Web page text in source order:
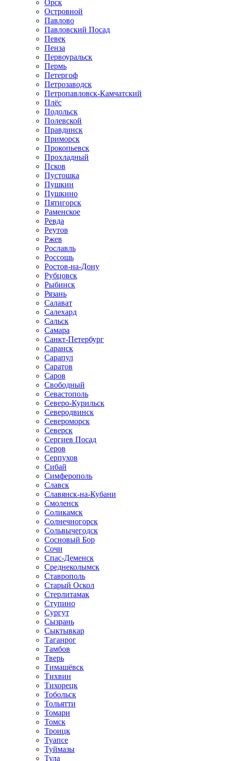
Орск
Островной
Павлово
Павловский Посад
Певек
Пенза
Первоуральск
Пермь
Петергоф
Петрозаводск
Петропавловск-Камчатский
Плёс
Подольск
Полевской
Правдинск
Приморск
Прокопьевск
Прохладный
Псков
Пустошка
Пушкин
Пушкино
Пятигорск
Раменское
Ревда
Реутов
Ржев
Рославль
Россошь
Ростов-на-Дону
Рубцовск
Рыбинск
Рязань
Салават
Салехард
Сальск
Самара
Санкт-Петербург
Саранск
Сарапул
Саратов
Саров
Свободный
Севастополь
Северо-Курильск
Северодвинск
Североморск
Северск
Сергиев Посад
Серов
Серпухов
Сибай
Симферополь
Славск
Славянск-на-Кубани
Смоленск
Соликамск
Солнечногорск
Сольвычегодск
Сосновый Бор
Сочи
Спас-Деменск
Среднеколымск
Ставрополь
Старый Оскол
Стерлитамак
Ступино
Сургут
Сызрань
Сыктывкар
Таганрог
Тамбов
Тверь
Тимашёвск
Тихвин
Тихорецк
Тобольск
Тольятти
Томари
Томск
Троицк
Туапсе
Туймазы
Тула